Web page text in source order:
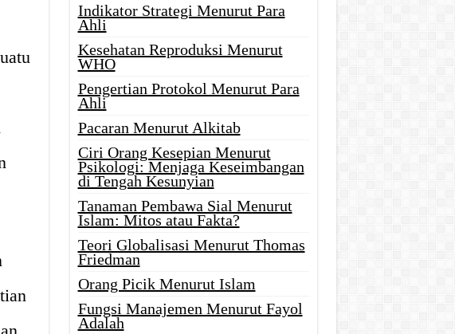
Indikator Strategi Menurut Para
Ahli
Kesehatan Reproduksi Menurut
WHO
Pengertian Protokol Menurut Para
Ahli
Pacaran Menurut Alkitab
Ciri Orang Kesepian Menurut
Psikologi: Menjaga Keseimbangan
di Tengah Kesunyian
Tanaman Pembawa Sial Menurut
Islam: Mitos atau Fakta?
Teori Globalisasi Menurut Thomas
Friedman
Orang Picik Menurut Islam
Fungsi Manajemen Menurut Fayol
Adalah